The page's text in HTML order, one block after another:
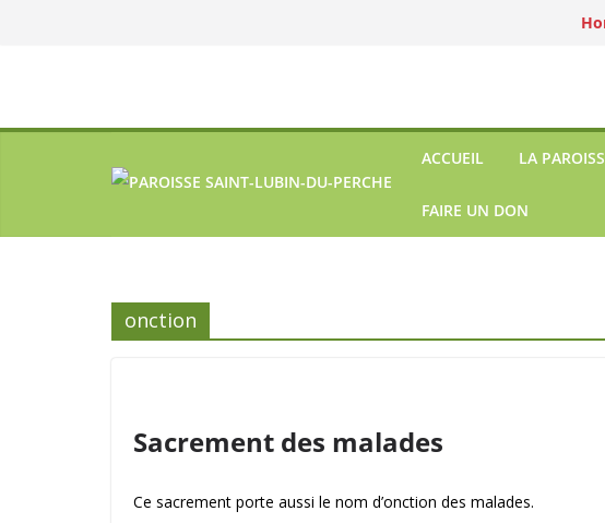
ACCUEIL LA
FAIRE UN DON
onction
Sacrement des malades
Ce sacrement porte aussi le nom d’onction des malades.